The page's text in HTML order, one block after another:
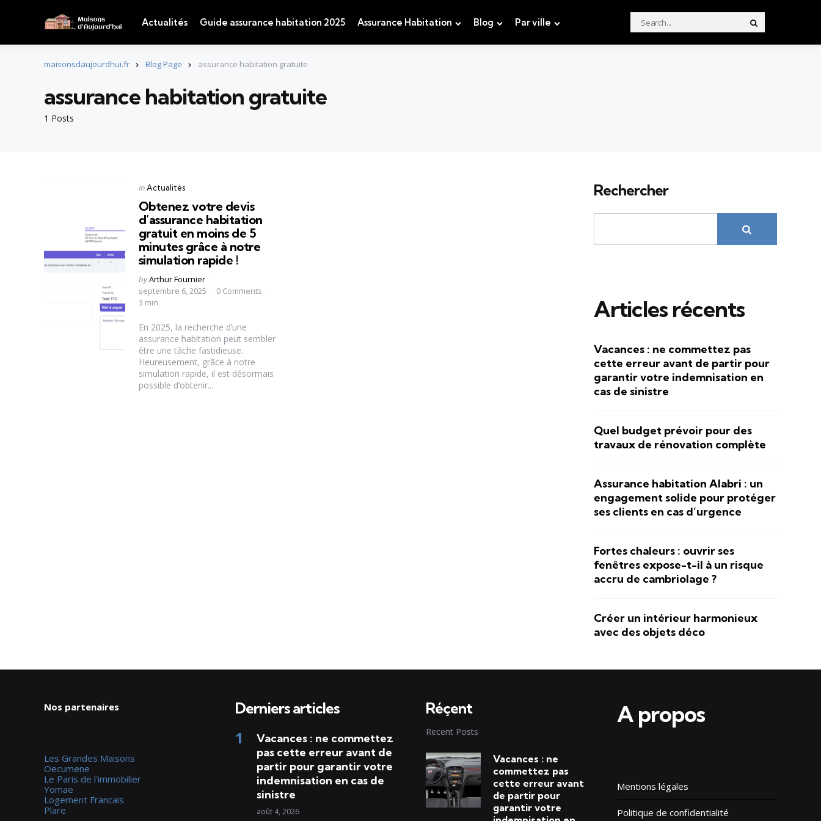
Actualités Guide assurance habitation 2025 Assurance Habitation Blog Par ville
Search
for:
maisonsdaujourdhui.fr Blog Page assurance habitation gratuite
1 Posts
assurance habitation gratuite
Categories
Posted
in Actualités
Obtenez votre devis
d’assurance habitation
gratuit en moins de 5
minutes grâce à notre
simulation rapide !
Posted
by
byArthur Fournier
septembre 6, 2025
0 Comments
3 min
En 2025, la recherche d’une
assurance habitation peut sembler
être une tâche fastidieuse.
Heureusement, grâce à notre
simulation rapide, il est désormais
possible d’obtenir...
Rechercher
Articles récents
Vacances : ne commettez pas
cette erreur avant de partir pour
garantir votre indemnisation en
cas de sinistre
Quel budget prévoir pour des
travaux de rénovation complète
Assurance habitation Alabri : un
engagement solide pour protéger
ses clients en cas d’urgence
Fortes chaleurs : ouvrir ses
fenêtres expose-t-il à un risque
accru de cambriolage ?
Créer un intérieur harmonieux
avec des objets déco
Nos partenaires
Les Grandes Maisons
Oecumene
Le Paris de l'immobilier
Yomae
Logement Francais
Plare
Derniers articles
Vacances : ne commettez
pas cette erreur avant de
partir pour garantir votre
indemnisation en cas de
sinistre
août 4, 2026
Réçent
Recent Posts
Vacances : ne
commettez pas
cette erreur avant
de partir pour
garantir votre
A propos
Mentions légales
Politique de confidentialité